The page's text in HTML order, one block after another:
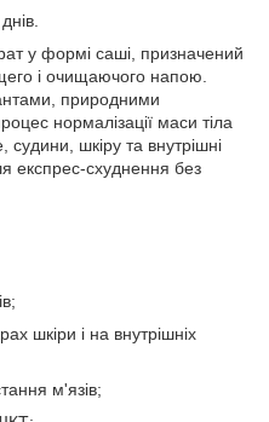
у формі саші, призначений
і очищаючого напою.
природними
нормалізації маси тіла
шкіру та внутрішні
експрес-схуднення без
шкіри і на внутрішніх
м'язів;